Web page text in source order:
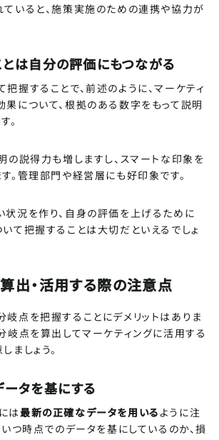
いると、施策実施のための連携や協力が
は自分の評価にもつながる
握することで、前述のように、マーケティ
について、根拠のある数字をもって説明
。
の説得力も増しますし、スマートな印象を
。管理部門や経営層にも好印象です。
状況を作り、自身の評価を上げるために
て把握することは大切だといえるでしょ
出・活用する際の注意点
点を把握することにデメリットはありま
岐点を算出してマーケティングに活用する
ましょう。
タを基にする
は最新の正確なデータを用いるように注
いつ時点でのデータを基にしているのか、損